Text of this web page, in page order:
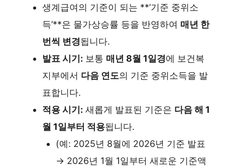
생계급여의 기준이 되는 **’기준 중위소
득’**은 물가상승률 등을 반영하여 매년 한
번씩 변경됩니다.
발표 시기: 보통 매년 8월 1일경에 보건복
지부에서 다음 연도의 기준 중위소득을 발
표합니다.
적용 시기: 새롭게 발표된 기준은 다음 해 1
월 1일부터 적용됩니다.
(예: 2025년 8월에 2026년 기준 발표
→ 2026년 1월 1일부터 새로운 기준액